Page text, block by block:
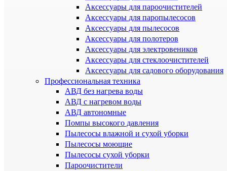
Аксессуары для пароочистителей
Аксессуары для паропылесосов
Аксессуары для пылесосов
Аксессуары для полотеров
Аксессуары для электровеников
Аксессуары для стеклоочистителей
Аксессуары для садового оборудования
Профессиональная техника
АВД без нагрева воды
АВД с нагревом воды
АВД автономные
Помпы высокого давления
Пылесосы влажной и сухой уборки
Пылесосы моющие
Пылесосы сухой уборки
Пароочистители